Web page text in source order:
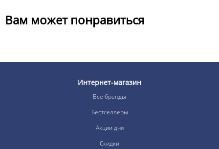
Вам может понравиться
Интернет-магазин
Все бренды
Бестселлеры
Акции дня
Скидки